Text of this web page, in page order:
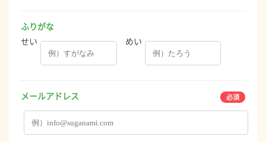
ふりがな
せい
めい
メールアドレス